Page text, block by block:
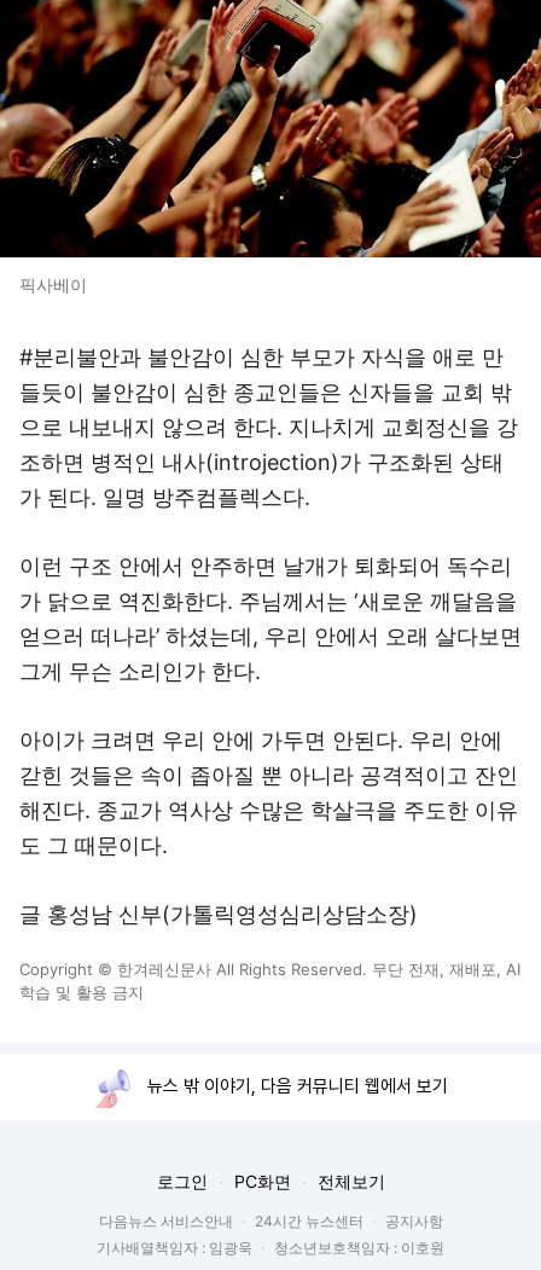
픽사베이
#분리불안과 불안감이 심한 부모가 자식을 애로 만
들듯이 불안감이 심한 종교인들은 신자들을 교회 밖
으로 내보내지 않으려 한다. 지나치게 교회정신을 강
조하면 병적인 내사(introjection)가 구조화된 상태
가 된다. 일명 방주컴플렉스다.
이런 구조 안에서 안주하면 날개가 퇴화되어 독수리
가 닭으로 역진화한다. 주님께서는 ‘새로운 깨달음을
얻으러 떠나라’ 하셨는데, 우리 안에서 오래 살다보면
그게 무슨 소리인가 한다.
아이가 크려면 우리 안에 가두면 안된다. 우리 안에
갇힌 것들은 속이 좁아질 뿐 아니라 공격적이고 잔인
해진다. 종교가 역사상 수많은 학살극을 주도한 이유
도 그 때문이다.
글 홍성남 신부(가톨릭영성심리상담소장)
Copyright © 한겨레신문사 All Rights Reserved. 무단 전재, 재배포, AI
학습 및 활용 금지
뉴스 밖 이야기, 다음 커뮤니티 웹에서 보기
로그인 PC화면 전체보기
다음뉴스 서비스안내 24시간 뉴스센터
공지사항
기사배열책임자 : 임광욱
청소년보호책임자 : 이호원